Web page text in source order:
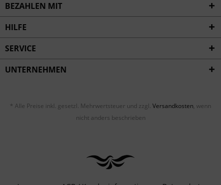
BEZAHLEN MIT
HILFE
SERVICE
UNTERNEHMEN
* Alle Preise inkl. gesetzl. Mehrwertsteuer und zzgl. Versandkosten, wenn
nicht anders beschrieben